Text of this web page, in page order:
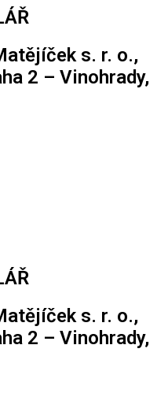
s. r. o.,
2 – Vinohrady,
s. r. o.,
2 – Vinohrady,